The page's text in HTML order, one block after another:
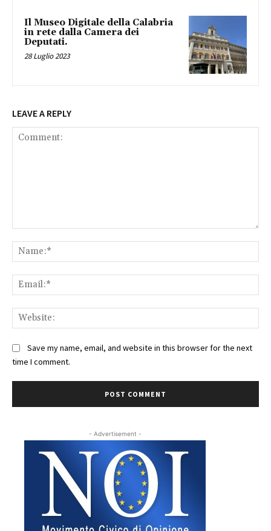
Il Museo Digitale della Calabria
in rete dalla Camera dei
Deputati.
28 Luglio 2023
LEAVE A REPLY
Save my name, email, and website in this browser for the next
time I comment.
- Advertisement -